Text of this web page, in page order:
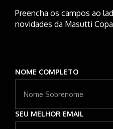
Preencha os campos ao
novidades da Masutti
NOME COMPLETO
SEU MELHOR EMAIL